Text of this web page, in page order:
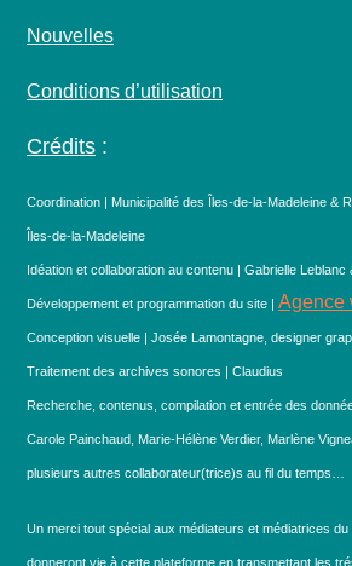
Nouvelles
Conditions d’utilisation
Crédits :
Coordination | Municipalité des Îles-de-la-Madeleine &
Îles-de-la-Madeleine
Idéation et collaboration au contenu | Gabrielle Leblanc
Développement et programmation du site | Agence
Conception visuelle | Josée Lamontagne, designer
Traitement des archives sonores | Claudius
Recherche, contenus, compilation et entrée des
Carole Painchaud, Marie-Hélène Verdier, Marlène
plusieurs autres collaborateur(trice)s au fil du temps…
Un merci tout spécial aux médiateurs et médiatrices
donneront vie à cette plateforme en transmettant les